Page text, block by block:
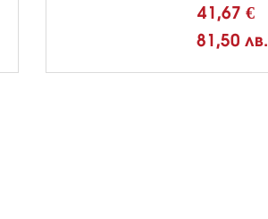
41,67 €
81,50 лв.